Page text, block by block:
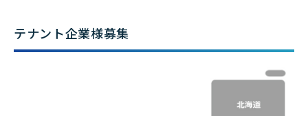
テナント企業様募集